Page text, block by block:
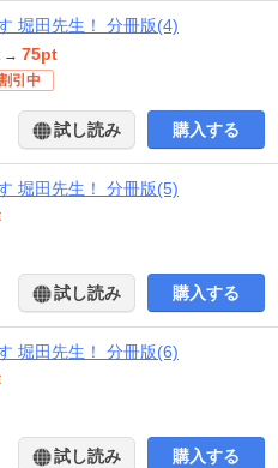
堀田先生！ 分冊版(4)
→ 75pt
引中
試し読み 購入する
堀田先生！ 分冊版(5)
試し読み 購入する
堀田先生！ 分冊版(6)
試し読み 購入する